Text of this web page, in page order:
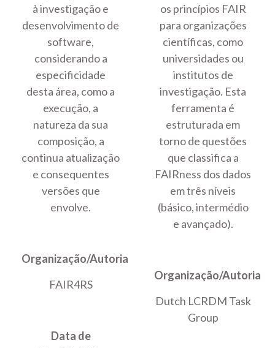
à investigação e
desenvolvimento de
software,
considerando a
especificidade
desta área, como a
execução, a
natureza da sua
composição, a
continua atualização
e consequentes
versões que
envolve.
Organização/Autoria
FAIR4RS
Data de
os princípios FAIR
para organizações
científicas, como
universidades ou
institutos de
investigação. Esta
ferramenta é
estruturada em
torno de questões
que classifica a
FAIRness dos dados
em três níveis
(básico, intermédio
e avançado).
Organização/Autoria
Dutch LCRDM Task
Group